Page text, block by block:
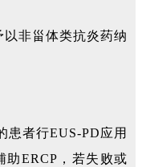
以非甾体类抗炎药纳
患者行EUS-PD应用
助ERCP，若失败或